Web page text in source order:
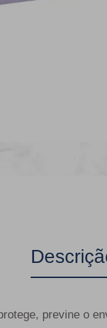
previne o